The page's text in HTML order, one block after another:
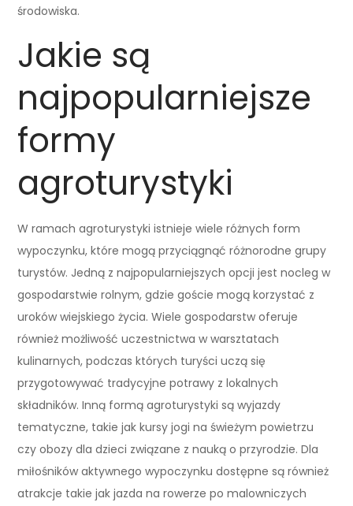
środowiska.
Jakie są
najpopularniejsze
formy
agroturystyki
W ramach agroturystyki istnieje wiele różnych form
wypoczynku, które mogą przyciągnąć różnorodne grupy
turystów. Jedną z najpopularniejszych opcji jest nocleg w
gospodarstwie rolnym, gdzie goście mogą korzystać z
uroków wiejskiego życia. Wiele gospodarstw oferuje
również możliwość uczestnictwa w warsztatach
kulinarnych, podczas których turyści uczą się
przygotowywać tradycyjne potrawy z lokalnych
składników. Inną formą agroturystyki są wyjazdy
tematyczne, takie jak kursy jogi na świeżym powietrzu
czy obozy dla dzieci związane z nauką o przyrodzie. Dla
miłośników aktywnego wypoczynku dostępne są również
atrakcje takie jak jazda na rowerze po malowniczych